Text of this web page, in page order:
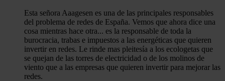
análisis web, quienes pueden combinarla con otra
haya proporcionado o que hayan recopilado a partir del uso
hecho de sus servicios.
Esta señora Aaagesen es una de las principales responsables
del problema de redes de España. Vemos que ahora dice una
cosa mientras hace otra... es la responsable de toda la
burocracia, trabas e impuestos a las energéticas que quieren
invertir en redes. Le rinde mas pleitesía a los ecologetas que
se quejan de las torres de electricidad o de los molinos de
viento que a las empresas que quieren invertir para mejorar las
redes.